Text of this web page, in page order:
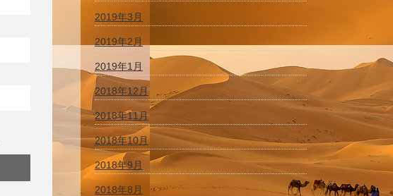
2019年3月
2019年2月
2019年1月
2018年12月
2018年11月
2018年10月
2018年9月
2018年8月